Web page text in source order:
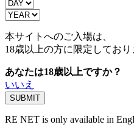
本サイトへのご入場は、
18歳以上の方に限定しており
あなたは18歳以上ですか？
いいえ
RE NET is only available in